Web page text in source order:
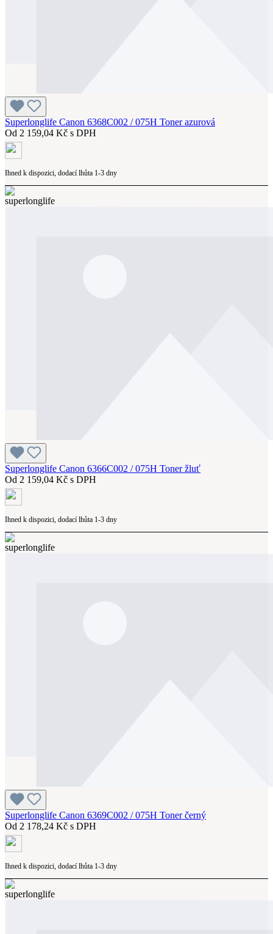
Superlonglife Canon 6368C002 / 075H Toner azurová
Od 2 159,04 Kč s DPH
Ihned k dispozici, dodací lhůta 1-3 dny
Superlonglife Canon 6366C002 / 075H Toner žluť
Od 2 159,04 Kč s DPH
Ihned k dispozici, dodací lhůta 1-3 dny
Superlonglife Canon 6369C002 / 075H Toner černý
Od 2 178,24 Kč s DPH
Ihned k dispozici, dodací lhůta 1-3 dny